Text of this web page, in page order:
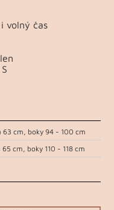
volný čas
cm, boky 94 - 100 cm
cm, boky 110 - 118 cm